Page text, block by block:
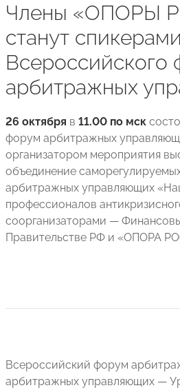
Члены «ОПОРЫ
станут спикерами
Всероссийского
арбитражных
26 октября в 11.00 по мск
форум арбитражных
организатором мероприятия
объединение
арбитражных управляющих
профессионалов
соорганизаторами —
Правительстве РФ и «ОПОРА
Всероссийский форум
арбитражных управляющих —